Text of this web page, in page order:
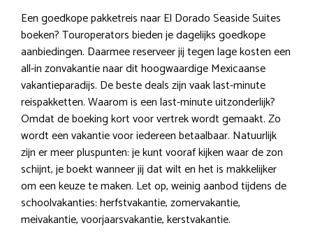
Een goedkope pakketreis naar El Dorado Seaside Suites
boeken? Touroperators bieden je dagelijks goedkope
aanbiedingen. Daarmee reserveer jij tegen lage kosten een
all-in zonvakantie naar dit hoogwaardige Mexicaanse
vakantieparadijs. De beste deals zijn vaak last-minute
reispakketten. Waarom is een last-minute uitzonderlijk?
Omdat de boeking kort voor vertrek wordt gemaakt. Zo
wordt een vakantie voor iedereen betaalbaar. Natuurlijk
zijn er meer pluspunten: je kunt vooraf kijken waar de zon
schijnt, je boekt wanneer jij dat wilt en het is makkelijker
om een keuze te maken. Let op, weinig aanbod tijdens de
schoolvakanties: herfstvakantie, zomervakantie,
meivakantie, voorjaarsvakantie, kerstvakantie.